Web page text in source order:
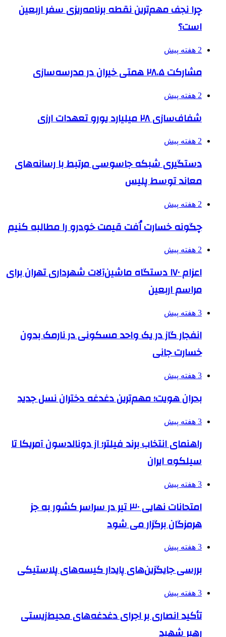
چرا نجف مهم‌ترین نقطه برنامه‌ریزی سفر اربعین
است؟
2 هفته پیش
مشارکت ۲۸.۵ همتی خیران در مدرسه‌سازی
2 هفته پیش
شفاف‌سازی ۲۸ میلیارد یورو تعهدات ارزی
2 هفته پیش
دستگیری شبکه جاسوسی مرتبط با رسانه‌های
معاند توسط پلیس
2 هفته پیش
چگونه خسارت اُفت قیمت خودرو را مطالبه کنیم
2 هفته پیش
اعزام ۱۷۰ دستگاه ماشین‌آلات شهرداری تهران برای
مراسم اربعین
3 هفته پیش
انفجار گاز در یک واحد مسکونی در نارمک بدون
خسارت جانی
3 هفته پیش
بحران هویت؛ مهم‌ترین دغدغه دختران نسل جدید
3 هفته پیش
راهنمای انتخاب برند فیلتر؛ از دونالدسون آمریکا تا
سیلکوه ایران
3 هفته پیش
امتحانات نهایی ۳۰ تیر در سراسر کشور به جز
هرمزگان برگزار می شود
3 هفته پیش
بررسی جایگزین‌های پایدار کیسه‌های پلاستیکی
3 هفته پیش
تأکید انصاری بر اجرای دغدغه‌های محیط‌زیستی
رهبر شهید